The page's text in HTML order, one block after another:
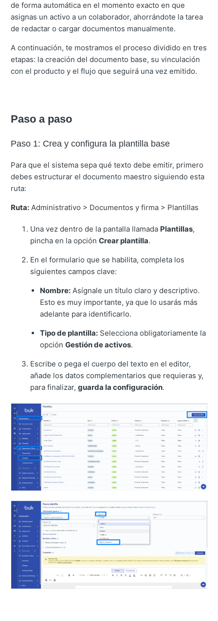
de forma automática en el momento exacto en que
asignas un activo a un colaborador, ahorrándote la tarea
de redactar o cargar documentos manualmente.
A continuación, te mostramos el proceso dividido en tres
etapas: la creación del documento base, su vinculación
con el producto y el flujo que seguirá una vez emitido.
Paso a paso
Paso 1: Crea y configura la plantilla base
Para que el sistema sepa qué texto debe emitir, primero
debes estructurar el documento maestro siguiendo esta
ruta:
Ruta: Administrativo > Documentos y firma > Plantillas
Una vez dentro de la pantalla llamada Plantillas,
pincha en la opciónCrear plantilla.
En el formulario que se habilita, completa los
siguientes campos clave:
Nombre: Asígnale un título claro y descriptivo.
Esto es muy importante, ya que lo usarás más
adelante para identificarlo.
Tipo de plantilla: Selecciona obligatoriamente la
opciónGestión de activos.
Escribe o pega el cuerpo del texto en el editor,
añade los datos complementarios que requieras y,
para finalizar,guarda la configuración.